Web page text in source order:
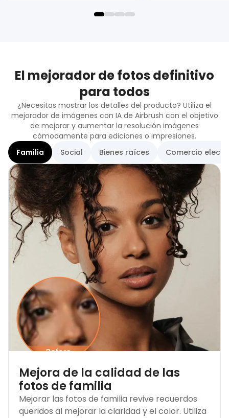
El mejorador de fotos definitivo
para todos
¿Necesitas mostrar los detalles del producto? Utiliza el
mejorador de imágenes con IA de Airbrush con el objetivo
de mejorar y aumentar la resolución imágenes
cómodamente para ediciones o impresiones.
Familia
Social Bienes raíces Comercio
Mejora de la calidad de las
fotos de familia
Mejorar las fotos de familia revive recuerdos
queridos al mejorar la claridad y el color. Utiliza